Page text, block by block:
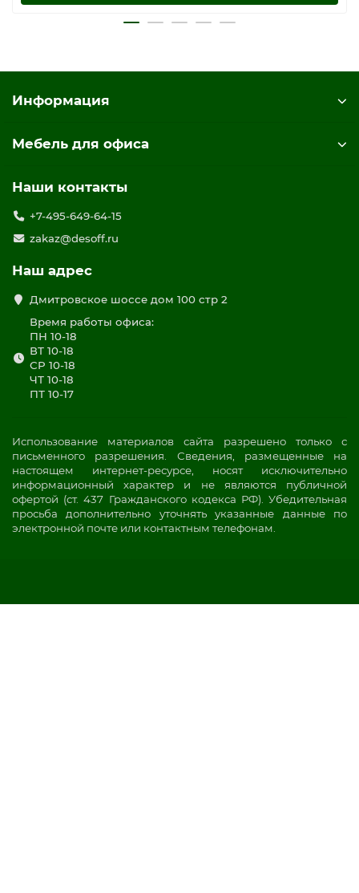
Информация
Мебель для офиса
Наши контакты
+7-495-649-64-15
zakaz@desoff.ru
Наш адрес
Дмитровское шоссе дом 100 стр 2
Время работы офиса:
ПН 10-18
ВТ 10-18
СР 10-18
ЧТ 10-18
ПТ 10-17
Использование материалов сайта разрешено только с
письменного разрешения. Сведения, размещенные на
настоящем интернет-ресурсе, носят исключительно
информационный характер и не являются публичной
офертой (ст. 437 Гражданского кодекса РФ). Убедительная
просьба дополнительно уточнять указанные данные по
электронной почте или контактным телефонам.